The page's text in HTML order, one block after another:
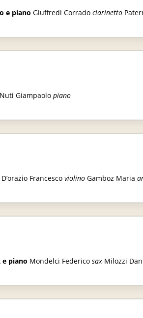
e piano Giuffredi Corrado clarinetto
Nuti Giampaolo piano
Francesco violinoGamboz Maria
piano Mondelci Federico saxMilozzi